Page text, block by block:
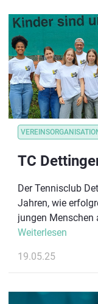
Der Tennisclub
Jahren, wie
jungen Menschen
Augenhöhe, im
Generation. Jetzt
Deutschen
Weiterlesen
19.05.25